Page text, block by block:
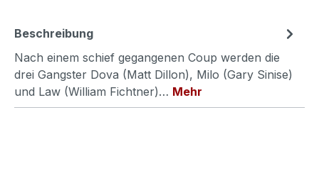
Beschreibung
Nach einem schief gegangenen Coup werden die
drei Gangster Dova (Matt Dillon), Milo (Gary Sinise)
und Law (William Fichtner)… Mehr